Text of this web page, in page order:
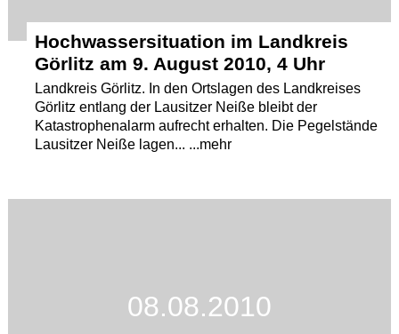
Hochwassersituation im Landkreis
Görlitz am 9. August 2010, 4 Uhr
Landkreis Görlitz. In den Ortslagen des Landkreises
Görlitz entlang der Lausitzer Neiße bleibt der
Katastrophenalarm aufrecht erhalten. Die Pegelstände
Lausitzer Neiße lagen... ...mehr
08.08.2010